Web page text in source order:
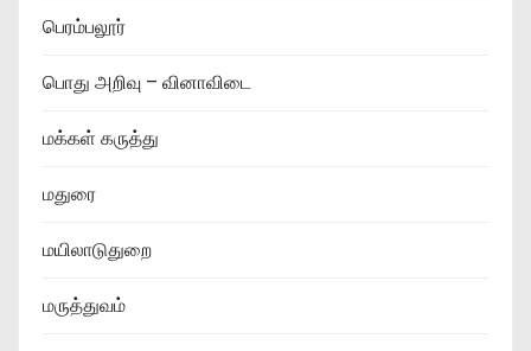
பெரம்பலூர்
பொது அறிவு – வினாவிடை
மக்கள் கருத்து
மதுரை
மயிலாடுதுறை
மருத்துவம்